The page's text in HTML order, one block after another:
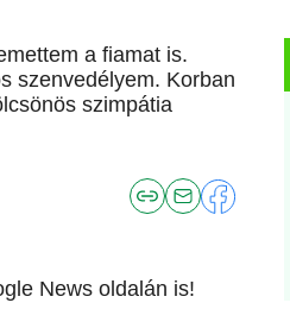
a fiamat is.
szenvedélyem. Korban
szimpátia
News oldalán is!